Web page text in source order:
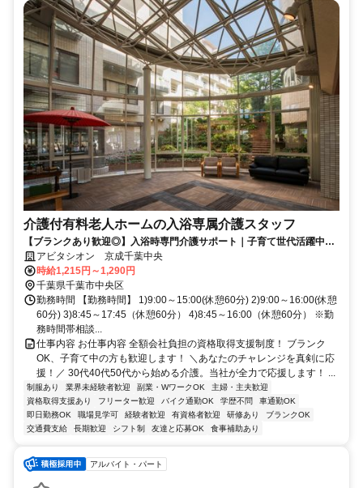
介護付有料老人ホームの入浴専属介護スタッフ
【ブランクあり歓迎◎】入浴時専門介護サポート｜子育て世代活躍中｜
高級感ある綺麗なホーム｜書類選考なし
アビタシオン 京成千葉中央
時給1,215円～1,290円
千葉県千葉市中央区
勤務時間 【勤務時間】 1)9:00～15:00(休憩60分) 2)9:00～16:00(休憩
60分) 3)8:45～17:45（休憩60分） 4)8:45～16:00（休憩60分） ※勤
務時間帯相談...
仕事内容 お仕事内容 全額会社負担の資格取得支援制度！ ブランク
OK、子育て中の方も歓迎します！ ＼あなたのチャレンジを真剣に応
援！／ 30代40代50代から始める介護。当社が全力で応援します！ ...
制服あり 業界未経験者歓迎 副業・WワークOK
主婦・主夫歓迎
資格取得支援あり
フリーター歓迎 バイク通勤OK 学歴不問
車通勤OK
即日勤務OK
職場見学可 経験者歓迎 有資格者歓迎 研修あり
ブランクOK
交通費支給
長期歓迎 シフト制 友達と応募OK 食事補助あり
アルバイト・パート